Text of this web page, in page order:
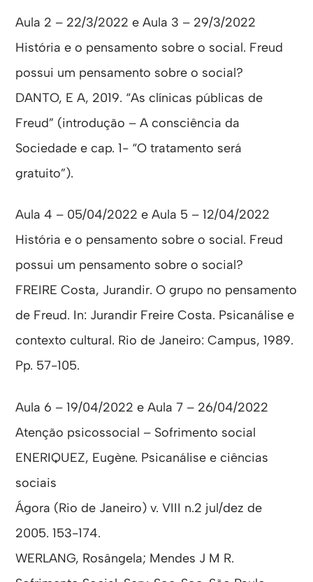
Aula 2 – 22/3/2022 e Aula 3 – 29/3/2022
História e o pensamento sobre o social. Freud
possui um pensamento sobre o social?
DANTO, E A, 2019. “As clínicas públicas de
Freud” (introdução – A consciência da
Sociedade e cap. 1- “O tratamento será
gratuito”).
Aula 4 – 05/04/2022 e Aula 5 – 12/04/2022
História e o pensamento sobre o social. Freud
possui um pensamento sobre o social?
FREIRE Costa, Jurandir. O grupo no pensamento
de Freud. In: Jurandir Freire Costa. Psicanálise e
contexto cultural. Rio de Janeiro: Campus, 1989.
Pp. 57-105.
Aula 6 – 19/04/2022 e Aula 7 – 26/04/2022
Atenção psicossocial – Sofrimento social
ENERIQUEZ, Eugène. Psicanálise e ciências
sociais
Ágora (Rio de Janeiro) v. VIII n.2 jul/dez de
2005. 153-174.
WERLANG, Rosângela; Mendes J M R.